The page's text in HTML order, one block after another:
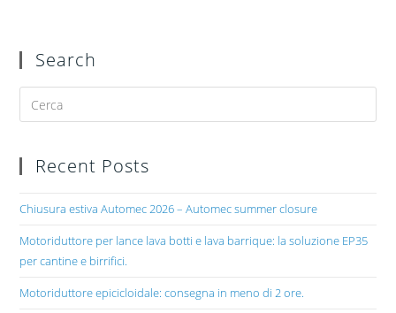
Search
Recent Posts
Chiusura estiva Automec 2026 – Automec summer closure
Motoriduttore per lance lava botti e lava barrique: la soluzione EP35
per cantine e birrifici.
Motoriduttore epicicloidale: consegna in meno di 2 ore.